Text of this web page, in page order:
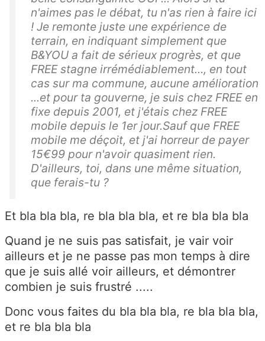
n'aimes pas le débat, tu n'as rien à faire ici
! Je remonte juste une expérience de
terrain, en indiquant simplement que
B&YOU a fait de sérieux progrès, et que
FREE stagne irrémédiablement..., en tout
cas sur ma commune, aucune amélioration
...et pour ta gouverne, je suis chez FREE en
fixe depuis 2001, et j'étais chez FREE
mobile depuis le 1er jour.Sauf que FREE
mobile me déçoit, et j'ai horreur de payer
15€99 pour n'avoir quasiment rien.
D'ailleurs, toi, dans une même situation,
que ferais-tu ?
Et bla bla bla, re bla bla bla, et re bla bla bla
Quand je ne suis pas satisfait, je vair voir
ailleurs et je ne passe pas mon temps à dire
que je suis allé voir ailleurs, et démontrer
combien je suis frustré .....
Donc vous faites du bla bla bla, re bla bla bla,
et re bla bla bla